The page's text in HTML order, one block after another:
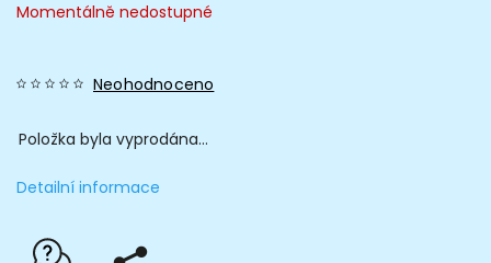
Momentálně nedostupné
Neohodnoceno
Položka byla vyprodána…
Detailní informace